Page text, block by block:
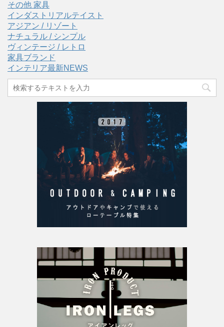
その他 家具
インダストリアルテイスト
アジアン / リゾート
ナチュラル / シンプル
ヴィンテージ / レトロ
家具ブランド
インテリア最新NEWS